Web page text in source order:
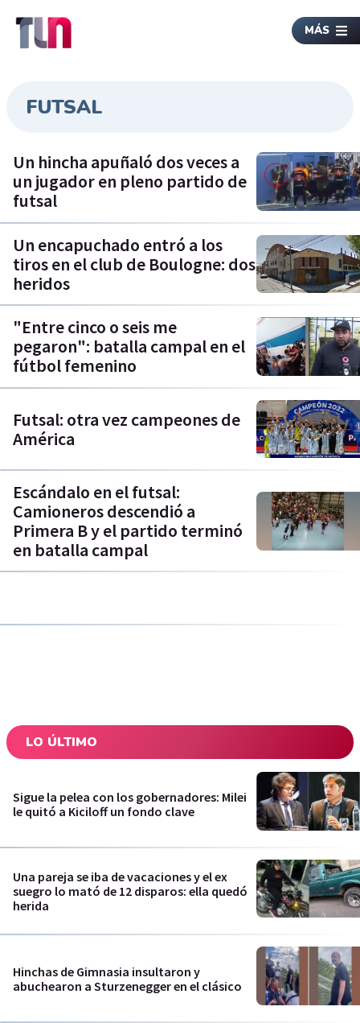
MÁS
FUTSAL
Un hincha apuñaló dos veces a
un jugador en pleno partido de
futsal
Un encapuchado entró a los
tiros en el club de Boulogne: dos
heridos
"Entre cinco o seis me
pegaron": batalla campal en el
fútbol femenino
Futsal: otra vez campeones de
América
Escándalo en el futsal:
Camioneros descendió a
Primera B y el partido terminó
en batalla campal
LO ÚLTIMO
Sigue la pelea con los gobernadores: Milei
le quitó a Kiciloff un fondo clave
Una pareja se iba de vacaciones y el ex
suegro lo mató de 12 disparos: ella quedó
herida
Hinchas de Gimnasia insultaron y
abuchearon a Sturzenegger en el clásico